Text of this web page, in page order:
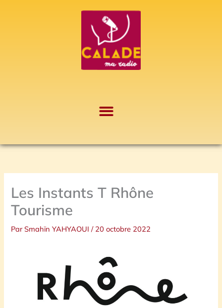
Les Instants T Rhône
Tourisme
ParSmahïn YAHYAOUI/ 20 octobre 2022